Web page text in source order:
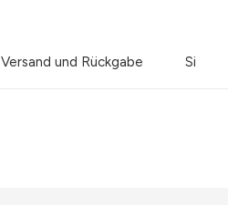
Versand und Rückgabe